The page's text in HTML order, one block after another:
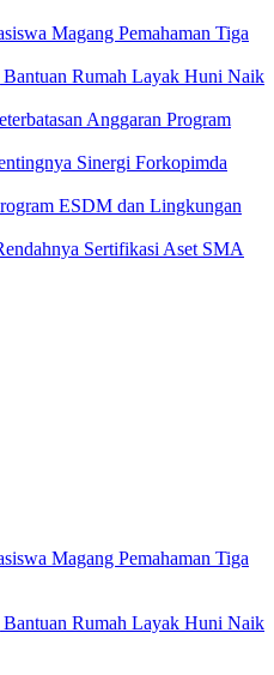
Magang Pemahaman Tiga
Rumah Layak Huni Naik
Anggaran Program
Sinergi Forkopimda
ESDM dan Lingkungan
Sertifikasi Aset SMA
Magang Pemahaman Tiga
Rumah Layak Huni Naik